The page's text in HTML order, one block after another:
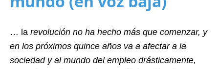
… la revolución no ha hecho más que comenzar, y
en los próximos quince años va a afectar a la
sociedad y al mundo del empleo drásticamente,